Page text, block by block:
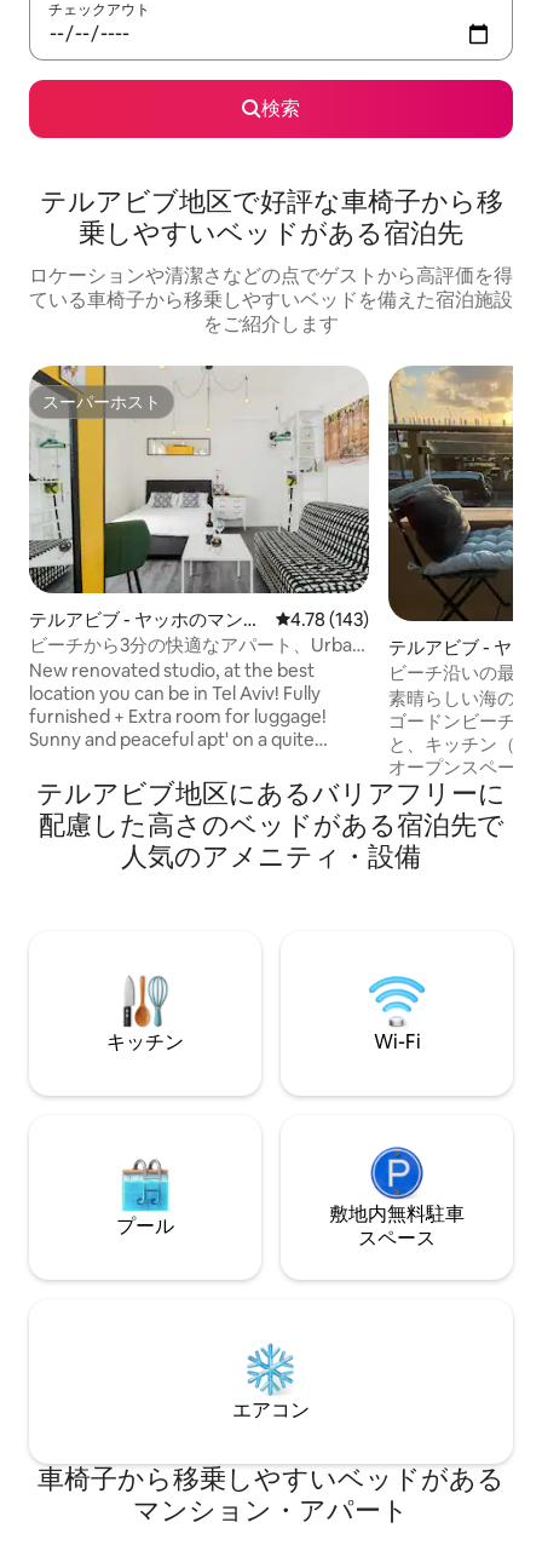
チェックアウト
検索
テルアビブ地区で好評な車椅子から移
乗しやすいベッドがある宿泊先
ロケーションや清潔さなどの点でゲストから高評価を得
ている車椅子から移乗しやすいベッドを備えた宿泊施設
をご紹介します
スーパーホスト
スーパーホスト
テルアビブ - ヤッホのマンシ
ョン・アパート
レビュー143件、5つ星中4.78つ
4.78 (143)
ビーチから3分の快適なアパート、Urban
Wave TLV
New renovated studio, at the best
location you can be in Tel Aviv! Fully
furnished + Extra room for luggage!
Sunny and peaceful apt' on a quite
beach. 8 minutes walk to Dizengoff
Center mall and 5 minutes walk from
King Gorge\Bugrashov shopping
streets. 10 minutes walk from Dizengoff
nightlife area. 10 minutes walk from
テルアビブ - ヤッ
ョン・アパート
ビーチ沿いの最
海を眺めるアパー
素晴らしい海の景
ゴードンビーチは
と、キッチン（巨
オープンスペース
楽しみください。
見える10 (2) mの
す。 テルアビブの中心部にあり、どこへ
でも2分で行けま
さい：コインの両
ィーでのVIP、ホ
テルアビブ地区にあるバリアフリーに
配慮した高さのベッドがある宿泊先で
人気のアメニティ・設備
キッチン Wi-Fi
プール
敷地内無料駐⁠車
ス⁠ペ⁠ー⁠ス
エアコン
車椅子から移乗しやすいベッドがある
マンション・アパート